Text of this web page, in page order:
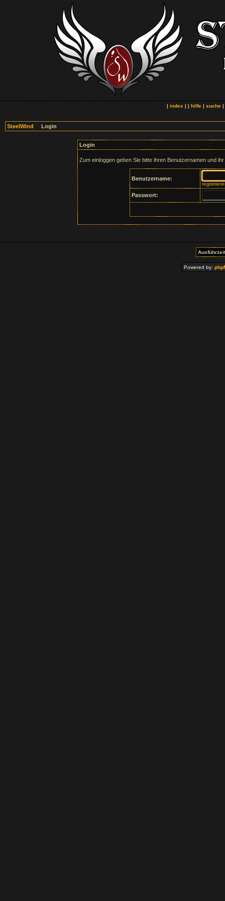
|index | |hilfe |suche
SteelWind Login
Login
Zum einloggen geben Sie bitte ihren Benutzernamen und
Benutzername:
Passwort:
Powered by: